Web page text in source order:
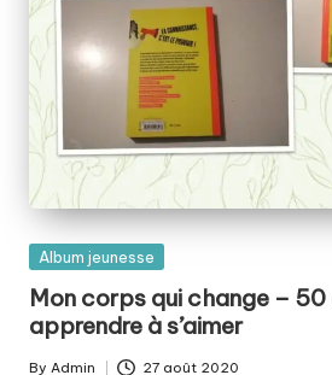
Posted
Album jeunesse
Mon corps qui change –
apprendre à s’aimer
By Admin 27 août 2020